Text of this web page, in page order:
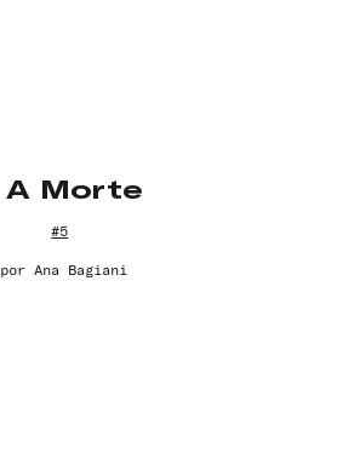
A Morte
#5
porAna Bagiani